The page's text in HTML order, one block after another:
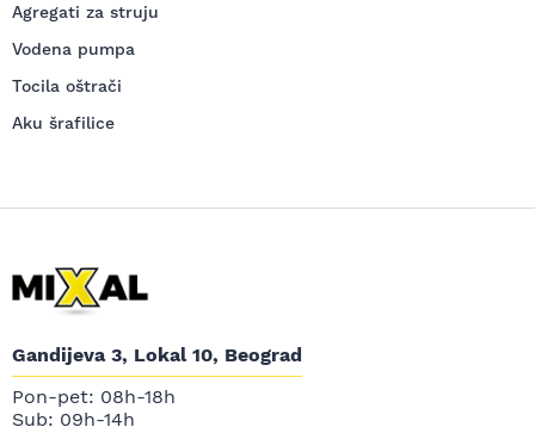
Agregati za struju
Vodena pumpa
Tocila oštrači
Aku šrafilice
Gandijeva 3, Lokal 10, Beograd
Pon-pet: 08h-18h
Sub: 09h-14h